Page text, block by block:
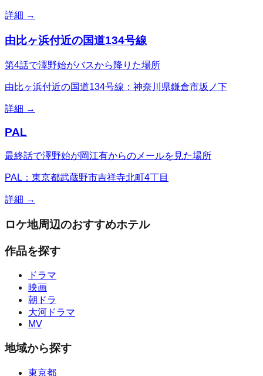
詳細 →
由比ヶ浜付近の国道134号線
第4話で澤野始がバスから降りた場所
由比ヶ浜付近の国道134号線：神奈川県鎌倉市坂ノ下
詳細 →
PAL
最終話で澤野始が岡江有からのメールを見た場所
PAL：東京都武蔵野市吉祥寺北町4丁目
詳細 →
ロケ地周辺のおすすめホテル
作品を探す
ドラマ
映画
朝ドラ
大河ドラマ
MV
地域から探す
東京都